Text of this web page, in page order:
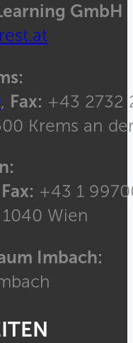
GmbH
, Fax: +43 2732
Krems an
Fax: +43 1
Wien
Imbach: